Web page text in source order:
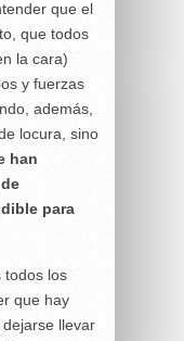
que el
que todos
la cara)
y fuerzas
además,
locura, sino
han
para
todos los
que hay
llevar